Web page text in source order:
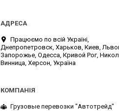
Працюємо по всій Україні,
Днепропетровск, Харьков, Киев,
Запорожье, Одесса, Кривой Рог,
Винница, Херсон, Україна
Грузовые перевозки "Автотрейд"